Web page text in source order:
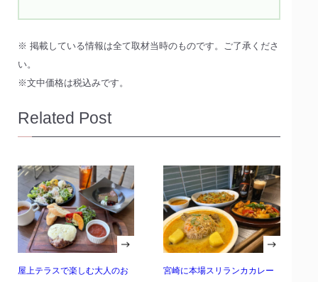
※ 掲載している情報は全て取材当時のものです。ご了承くださ
い。
※文中価格は税込みです。
Related Post
屋上テラスで楽しむ大人のお
宮崎に本場スリランカカレー